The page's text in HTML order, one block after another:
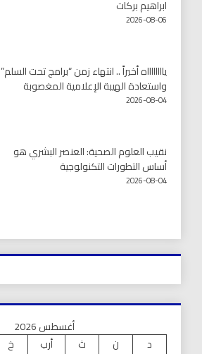
ابراهيم بركات
2026-08-06
يااااااااه أخيراً .. انتهاء زمن “برامج تحت السلم”
واستعادة الهيبة الإعلامية المغصوبة
2026-08-04
نقيب العلوم الصحية: العنصر البشري هو
أساس التطورات التكنولوجية
2026-08-04
أغسطس 2026
د
ن ث أرب خ